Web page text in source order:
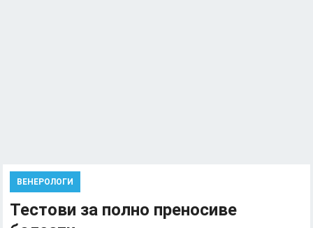
ВЕНЕРОЛОГИ
Тестови за полно преносиве